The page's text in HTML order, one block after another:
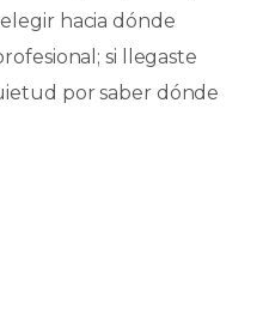
hacia dónde
si llegaste
por saber dónde